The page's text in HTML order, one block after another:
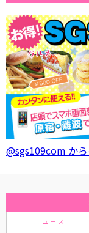
@sgs109com か
ニュース